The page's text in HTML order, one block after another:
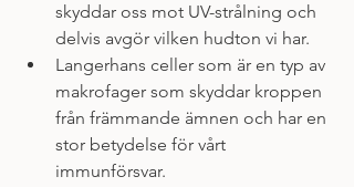
skyddar oss mot UV-strålning och
delvis avgör vilken hudton vi har.
Langerhans celler som är en typ av
makrofager som skyddar kroppen
från främmande ämnen och har en
stor betydelse för vårt
immunförsvar.